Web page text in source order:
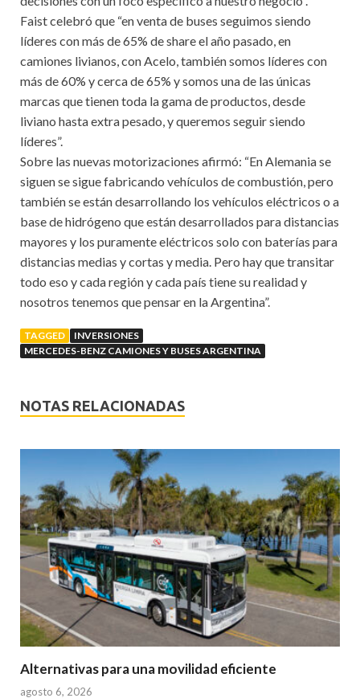
Faist celebró que “en venta de buses seguimos siendo
líderes con más de 65% de share el año pasado, en
camiones livianos, con Acelo, también somos líderes con
más de 60% y cerca de 65% y somos una de las únicas
marcas que tienen toda la gama de productos, desde
liviano hasta extra pesado, y queremos seguir siendo
líderes”.
Sobre las nuevas motorizaciones afirmó: “En Alemania se
siguen se sigue fabricando vehículos de combustión, pero
también se están desarrollando los vehículos eléctricos o a
base de hidrógeno que están desarrollados para distancias
mayores y los puramente eléctricos solo con baterías para
distancias medias y cortas y media. Pero hay que transitar
todo eso y cada región y cada país tiene su realidad y
nosotros tenemos que pensar en la Argentina”.
TAGGED
INVERSIONES
MERCEDES-BENZ CAMIONES Y BUSES ARGENTINA
NOTAS RELACIONADAS
Alternativas para una movilidad eficiente
agosto 6, 2026